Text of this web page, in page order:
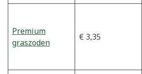
Premium
graszoden
€ 3,35